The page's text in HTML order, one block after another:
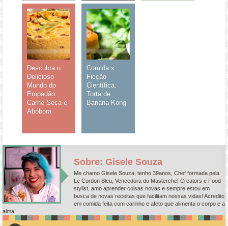
Descubra o
Delicioso
Mundo do
Empadão:
Carne Seca e
Abóbora
Comida x
Ficção
Científica:
Torta de
Banana Kong
Sobre: Gisele Souza
Me chamo Gisele Souza, tenho 39anos, Chef formada pela
Le Cordon Bleu, Vencedora do Masterchef Creators e Food
stylist, amo aprender coisas novas e sempre estou em
busca de novas receitas que facilitam nossas vidas! Acredito
em comida feita com carinho e afeto que alimenta o corpo e a
alma!